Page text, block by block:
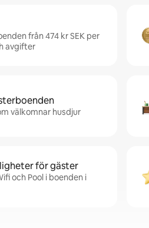
från 474 kr SEK per
avgifter
välkomnar husdjur
för gäster
och Pool i boenden i